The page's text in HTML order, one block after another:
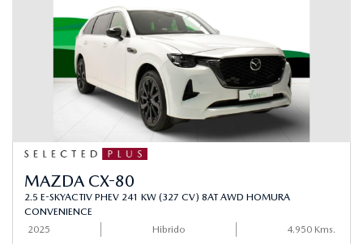
MAZDA CX-80
2.5 E-SKYACTIV PHEV 241 KW (327 CV) 8AT AWD HOMURA
CONVENIENCE
2025
Hibrido 4.950 Kms.